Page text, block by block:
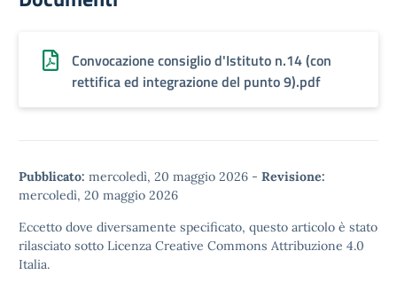
Convocazione consiglio d'Istituto n.14 (con
rettifica ed integrazione del punto 9).pdf
Pubblicato: mercoledì, 20 maggio 2026 - Revisione:
mercoledì, 20 maggio 2026
Eccetto dove diversamente specificato, questo articolo è stato
rilasciato sotto Licenza Creative Commons Attribuzione 4.0
Italia.